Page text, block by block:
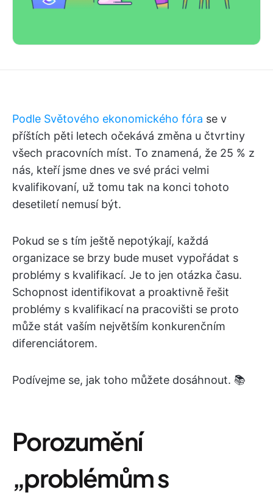
Podle Světového ekonomického fóra se v
příštích pěti letech očekává změna u čtvrtiny
všech pracovních míst. To znamená, že 25 % z
nás, kteří jsme dnes ve své práci velmi
kvalifikovaní, už tomu tak na konci tohoto
desetiletí nemusí být.
Pokud se s tím ještě nepotýkají, každá
organizace se brzy bude muset vypořádat s
problémy s kvalifikací. Je to jen otázka času.
Schopnost identifikovat a proaktivně řešit
problémy s kvalifikací na pracovišti se proto
může stát vaším největším konkurenčním
diferenciátorem.
Podívejme se, jak toho můžete dosáhnout. 📚
Porozumění
„problémům s